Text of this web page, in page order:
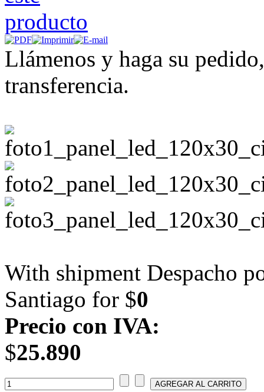
Llámenos y haga su
transferencia.
With shipment Despacho
Santiago for $0
Precio con IVA:
$25.890